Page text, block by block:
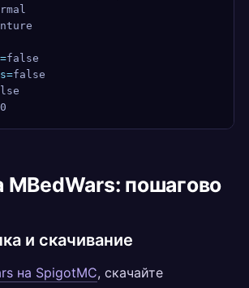
false
false
MBedWars: пошагово
и скачивание
на SpigotMC, скачайте